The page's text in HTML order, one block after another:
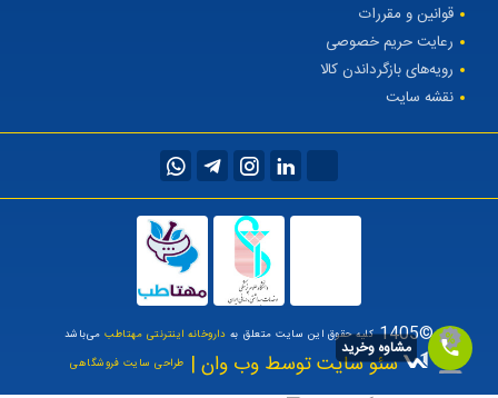
قوانین و مقررات
رعایت حریم خصوصی
رویه‌های بازگرداندن کالا
نقشه سایت
©1405 کلیه حقوق این سایت متعلق به داروخانه اینترنتی مهتاطبمی‌باشد
سئو سایت توسط وب وان | طراحی سایت فروشگاهی
مشاوه وخرید